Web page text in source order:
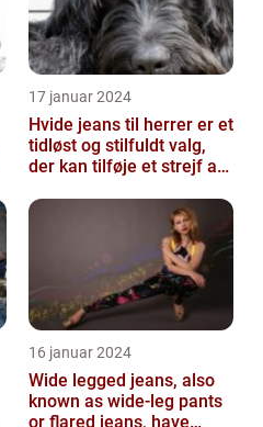
17 januar 2024
Hvide jeans til herrer er et
tidløst og stilfuldt valg,
der kan tilføje et strejf af
16 januar 2024
Wide legged jeans, also
known as wide-leg pants
or flared jeans, have